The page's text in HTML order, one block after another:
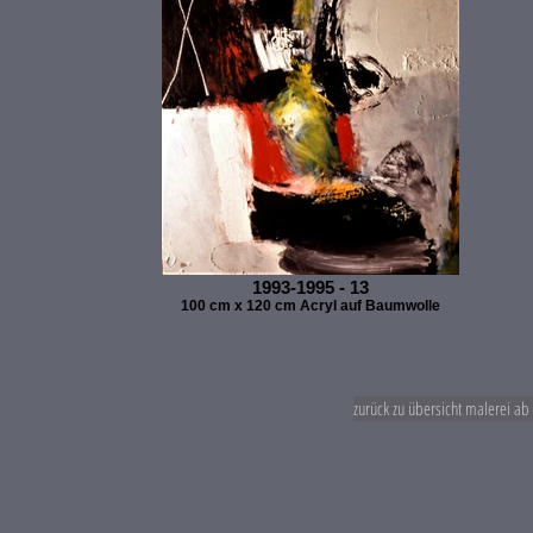
1993-1995 - 13
100 cm x 120 cm Acryl auf Baumwolle
zurück zu übersicht malerei